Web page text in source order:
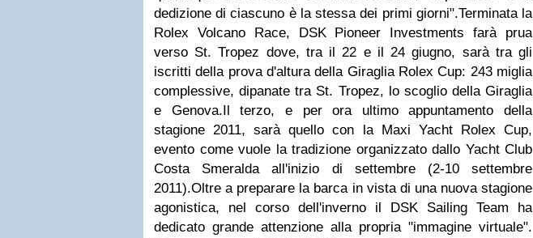
dedizione di ciascuno è la stessa dei primi giorni".Terminata la
Rolex Volcano Race, DSK Pioneer Investments farà prua
verso St. Tropez dove, tra il 22 e il 24 giugno, sarà tra gli
iscritti della prova d'altura della Giraglia Rolex Cup: 243 miglia
complessive, dipanate tra St. Tropez, lo scoglio della Giraglia
e Genova.Il terzo, e per ora ultimo appuntamento della
stagione 2011, sarà quello con la Maxi Yacht Rolex Cup,
evento come vuole la tradizione organizzato dallo Yacht Club
Costa Smeralda all'inizio di settembre (2-10 settembre
2011).Oltre a preparare la barca in vista di una nuova stagione
agonistica, nel corso dell'inverno il DSK Sailing Team ha
dedicato grande attenzione alla propria "immagine virtuale".